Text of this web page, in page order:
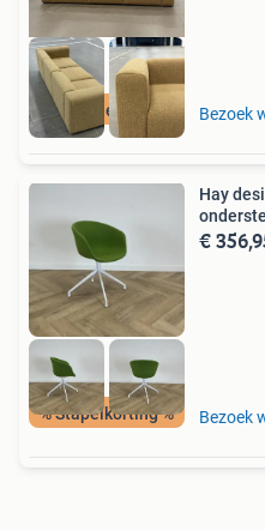
Gratis levering Bezoek
% Stapelkorting %
Hay
€
Bezoek